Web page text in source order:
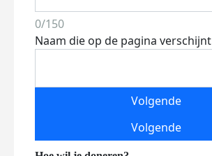
0/150
Naam die op de pagina verschijnt
Volgende
Volgende